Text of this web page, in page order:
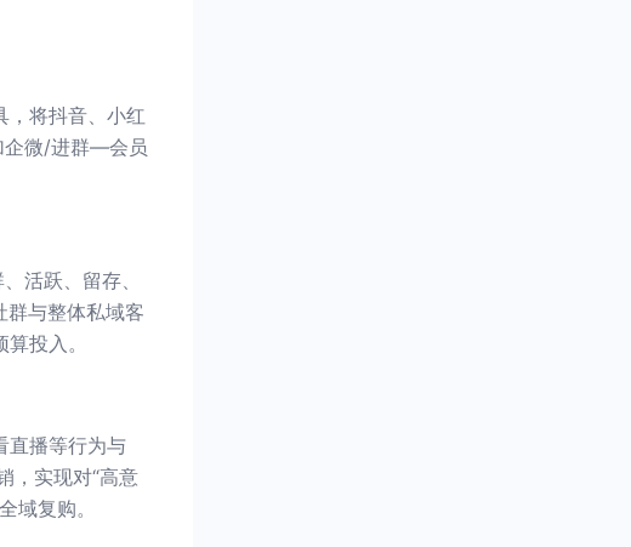
，将抖音、小红
企微/进群—会员
活跃、留存、
群与整体私域客
投入。
直播等行为与
，实现对“高意
域复购。